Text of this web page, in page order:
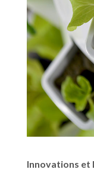
Innovations et